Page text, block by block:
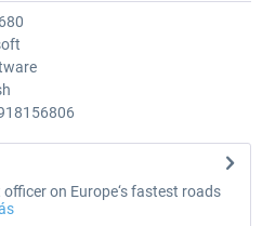
on Europe‘s fastest roads